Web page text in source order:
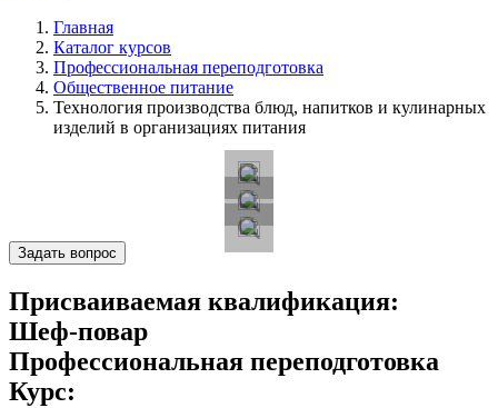
Главная
Каталог курсов
Профессиональная переподготовка
Общественное питание
Технология производства блюд, напитков и кулинарных
изделий в организациях питания
Задать вопрос
Присваиваемая квалификация:
Шеф-повар
Профессиональная переподготовка
Курс: